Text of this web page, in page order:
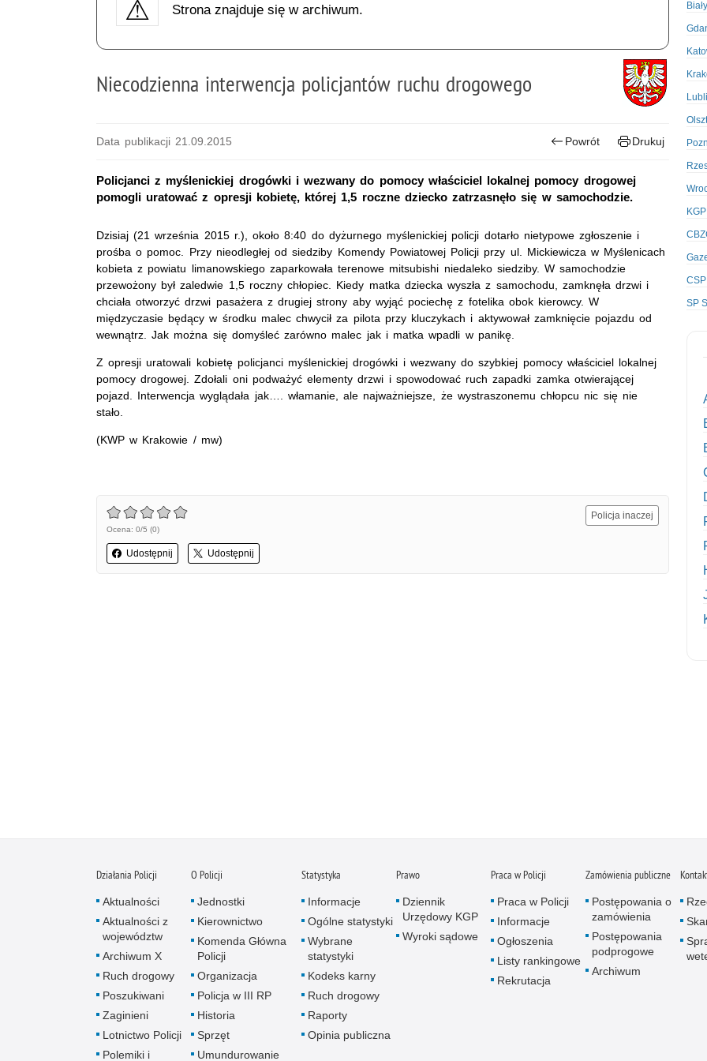
Strona znajduje się w archiwum.
Niecodzienna interwencja policjantów ruchu drogowego
Data publikacji 21.09.2015 Powrót Drukuj
Policjanci z myślenickiej drogówki i wezwany do pomocy właściciel lokalnej pomocy drogowej
pomogli uratować z opresji kobietę, której 1,5 roczne dziecko zatrzasnęło się w samochodzie.
Dzisiaj (21 września 2015 r.), około 8:40 do dyżurnego myślenickiej policji dotarło nietypowe zgłoszenie i
prośba o pomoc. Przy nieodległej od siedziby Komendy Powiatowej Policji przy ul. Mickiewicza w Myślenicach
kobieta z powiatu limanowskiego zaparkowała terenowe mitsubishi niedaleko siedziby. W samochodzie
przewożony był zaledwie 1,5 roczny chłopiec. Kiedy matka dziecka wyszła z samochodu, zamknęła drzwi i
chciała otworzyć drzwi pasażera z drugiej strony aby wyjąć pociechę z fotelika obok kierowcy. W
międzyczasie będący w środku malec chwycił za pilota przy kluczykach i aktywował zamknięcie pojazdu od
wewnątrz. Jak można się domyśleć zarówno malec jak i matka wpadli w panikę.
Z opresji uratowali kobietę policjanci myślenickiej drogówki i wezwany do szybkiej pomocy właściciel lokalnej
pomocy drogowej. Zdołali oni podważyć elementy drzwi i spowodować ruch zapadki zamka otwierającej
pojazd. Interwencja wyglądała jak…. włamanie, ale najważniejsze, że wystraszonemu chłopcu nic się nie
stało.
(KWP w Krakowie / mw)
Ocena: 0/5 (0)
Udostępnij Udostępnij
Policja inaczej
KGP
SP
Działania Policji
Aktualności
Aktualności z
województw
Archiwum X
Ruch drogowy
Poszukiwani
Zaginieni
Lotnictwo Policji
Polemiki i
O Policji
Jednostki
Kierownictwo
Komenda Główna
Policji
Organizacja
Policja w III RP
Historia
Sprzęt
Umundurowanie
Statystyka
Informacje
Ogólne statystyki
Wybrane
statystyki
Kodeks karny
Ruch drogowy
Raporty
Opinia publiczna
Prawo
Dziennik
Urzędowy KGP
Wyroki sądowe
Praca w Policji
Praca w Policji
Informacje
Ogłoszenia
Listy rankingowe
Rekrutacja
Zamówienia publiczne
Postępowania o
zamówienia
Postępowania
podprogowe
Archiwum